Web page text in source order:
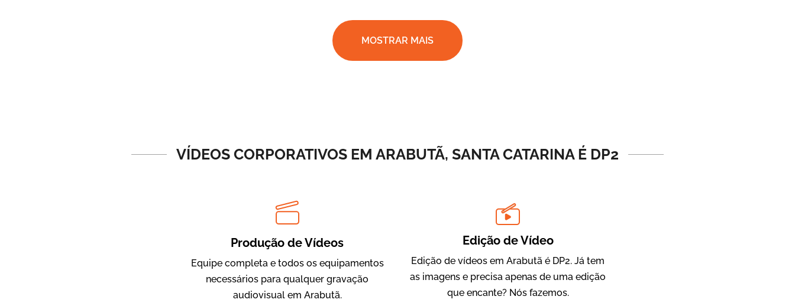
Evolucional
Vídeos para Treinamentos
MOSTRAR MAIS
VÍDEOS CORPORATIVOS EM ARABUTÃ, SANTA CATARINA É DP2
Produção de Vídeos
Equipe completa e todos os equipamentos
necessários para qualquer gravação
audiovisual em Arabutã.
Edição de Vídeo
Edição de vídeos em Arabutã é DP2. Já tem
as imagens e precisa apenas de uma edição
que encante? Nós fazemos.